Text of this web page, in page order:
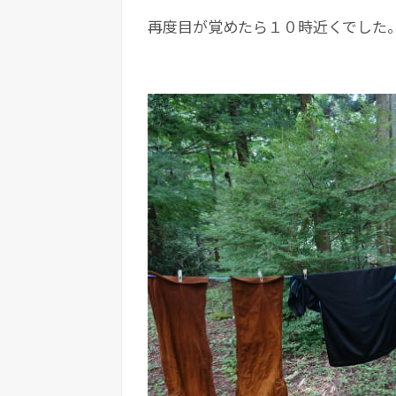
再度目が覚めたら１０時近くでした